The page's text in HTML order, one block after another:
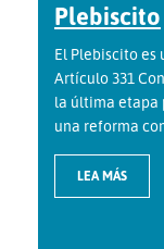
Plebiscito
El Plebiscito es
Artículo 331
la última etapa
una reforma
LEA MÁS